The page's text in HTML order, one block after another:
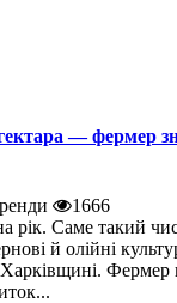
— фермер
1666
рік. Саме такий
й олійні
Харківщині.